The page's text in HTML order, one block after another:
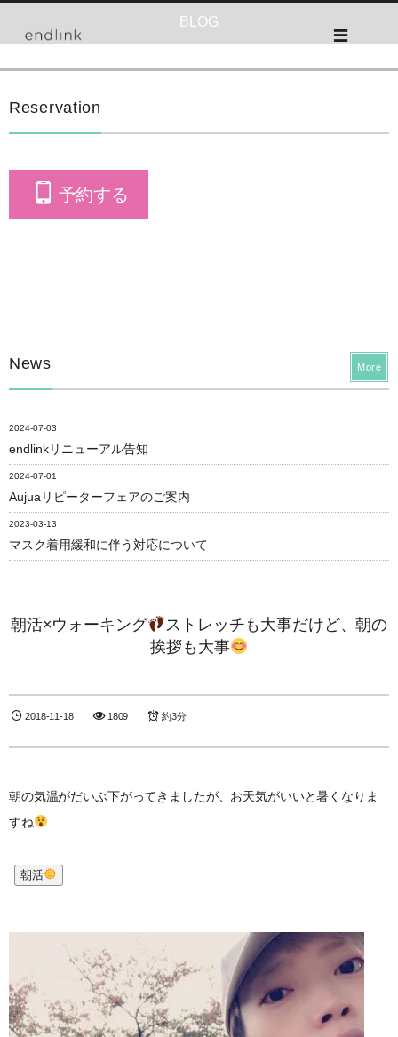
BLOG
Reservation
予約する
News
2024-07-03
endlinkリニューアル告知
2024-07-01
Aujuaリピーターフェアのご案内
2023-03-13
マスク着用緩和に伴う対応について
More
朝活×ウォーキング
ストレッチも大事だけど、朝の
挨拶も大事
2018-11-18 1809 約3分
朝の気温がだいぶ下がってきましたが、お天気がいいと暑くなりま
すね
朝活